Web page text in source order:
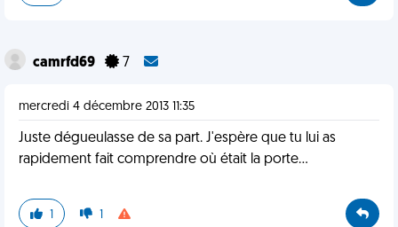
camrfd69 7
mercredi 4 décembre 2013 11:35
Juste dégueulasse de sa part. J'espère que tu lui as
rapidement fait comprendre où était la porte...
1 1